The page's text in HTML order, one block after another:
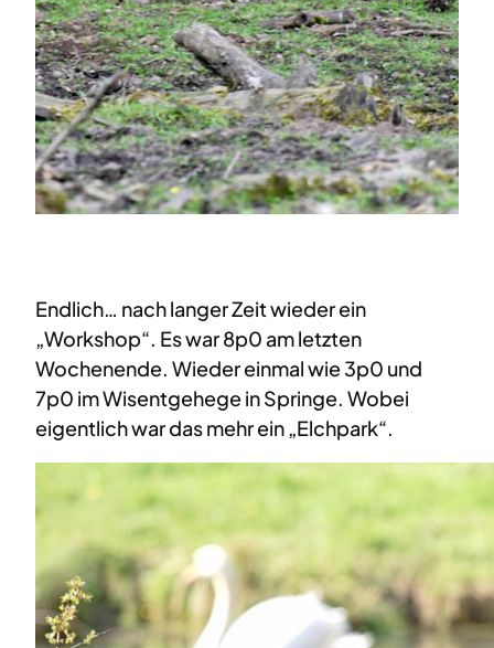
Endlich… nach langer Zeit wieder ein
„Workshop“. Es war 8p0 am letzten
Wochenende. Wieder einmal wie 3p0 und
7p0 im Wisentgehege in Springe. Wobei
eigentlich war das mehr ein „Elchpark“.